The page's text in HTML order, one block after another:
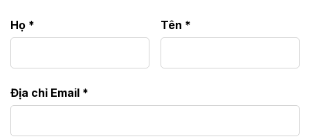
Họ * Tên *
Địa chỉ Email *